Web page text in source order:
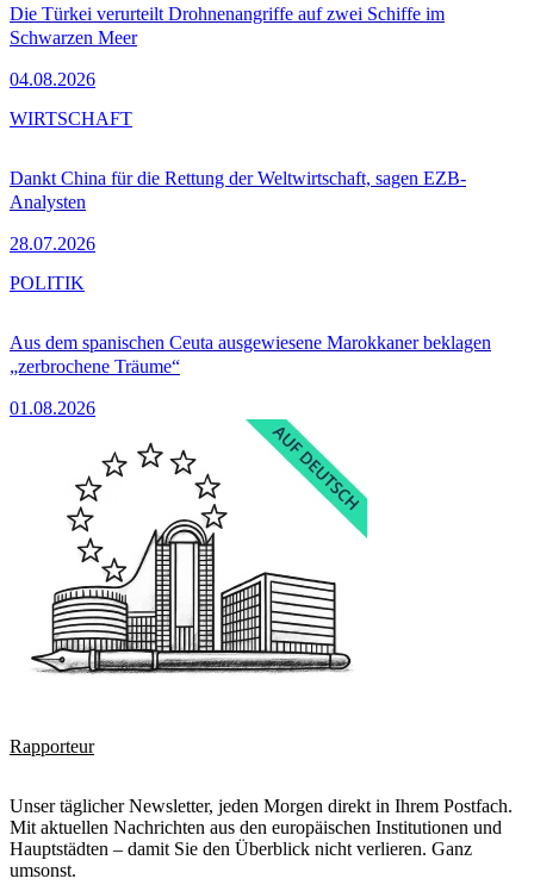
Die Türkei verurteilt Drohnenangriffe auf zwei Schiffe im
Schwarzen Meer
04.08.2026
Dankt China für die Rettung der Weltwirtschaft, sagen EZB-
Analysten
28.07.2026
WIRTSCHAFT
Aus dem spanischen Ceuta ausgewiesene Marokkaner beklagen
„zerbrochene Träume“
01.08.2026
POLITIK
Rapporteur
Unser täglicher Newsletter, jeden Morgen direkt in Ihrem Postfach.
Mit aktuellen Nachrichten aus den europäischen Institutionen und
Hauptstädten – damit Sie den Überblick nicht verlieren. Ganz
umsonst.